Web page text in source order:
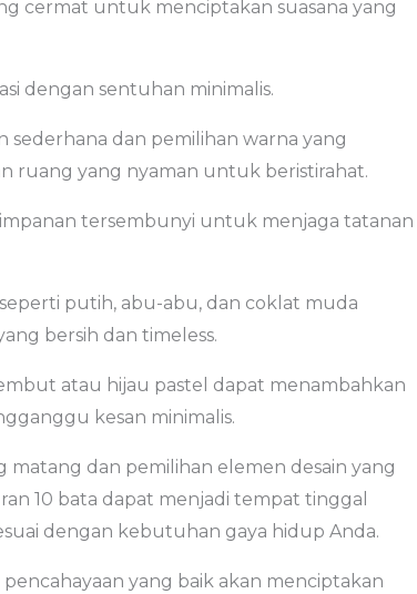
cermat untuk menciptakan suasana yang
dengan sentuhan minimalis.
sederhana dan pemilihan warna yang
ruang yang nyaman untuk beristirahat.
tersembunyi untuk menjaga tatanan
putih, abu-abu, dan coklat muda
bersih dan timeless.
atau hijau pastel dapat menambahkan
kesan minimalis.
matang dan pemilihan elemen desain yang
10 bata dapat menjadi tempat tinggal
dengan kebutuhan gaya hidup Anda.
pencahayaan yang baik akan menciptakan